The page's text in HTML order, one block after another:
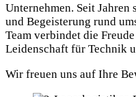
Unternehmen. Seit
und Begeisterung rund
Team verbindet die
Leidenschaft für Technik
Wir freuen uns auf Ihre